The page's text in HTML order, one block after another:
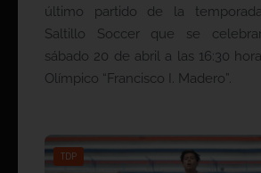
último partido de la
Saltillo Soccer que se
sábado 20 de abril a las 16:30
Olímpico “Francisco I. Madero”.
TDP